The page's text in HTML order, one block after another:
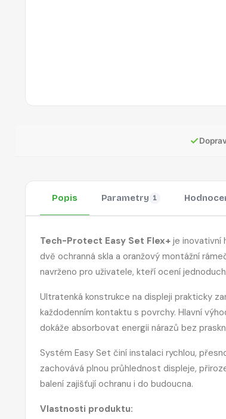
✓
Popis Parametry 1
Tech-Protect Easy Set Flex+ je inovativní
dvě ochranná skla a oranžový montážní
navrženo pro uživatele, kteří ocení
Ultratenká konstrukce na displeji prakticky
každodenním kontaktu s povrchy. Hlavní
dokáže absorbovat energii nárazů bez
Systém Easy Set činí instalaci rychlou,
zachovává plnou průhlednost displeje,
balení zajišťují ochranu i do budoucna.
Vlastnosti produktu: